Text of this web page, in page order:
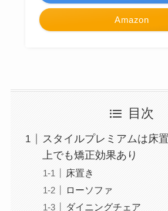
Amazon
目次
スタイルプレミアムは床
上でも矯正効果あり
床置き
ローソファ
ダイニングチェア